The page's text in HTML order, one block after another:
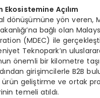
Ekosistemine Açılım
dönüşümüne yön veren,
bağlı olan
(MDEC) ile
Teknopark’ın
önemli bir kilometre
girişimcilerle B2B
geliştirme ve ortak
temeli atıldı.